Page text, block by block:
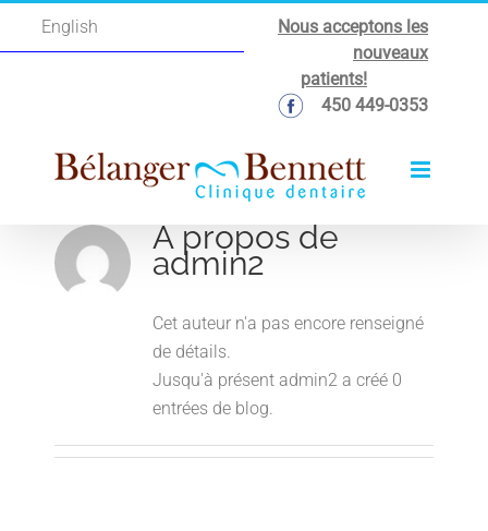
English
Nous acceptons les
nouveaux
patients!
450 449-0353
À propos de
admin2
Cet auteur n'a pas encore renseigné
de détails.
Jusqu'à présent admin2 a créé 0
entrées de blog.